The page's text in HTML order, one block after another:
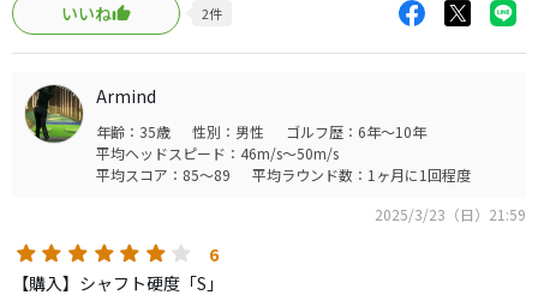
そして今回、MODUS 110（S）が気になり試したところ、
捕まり不足で右への抜け球が多く、かなりテンポを上げて
振らないと合わない感じでした。105までピンピンしてない
が似た雰囲気を感じました。
そこで、120（S）を試したところ、捕まりが良く何度でも
ンスイングで間が取れるのでヘッドの居場所がよく分かり
現行のKBSよりも更に安心感がありました。
いいね
2件
Armind
年齢：35歳 性別：男性
ゴルフ歴：6年～10年
平均ヘッドスピード：46m/s～50m/s
平均スコア：85～89
平均ラウンド数：1ヶ月に1回程度
2025/3/23（日）21:59
6
【購入】シャフト硬度「S」